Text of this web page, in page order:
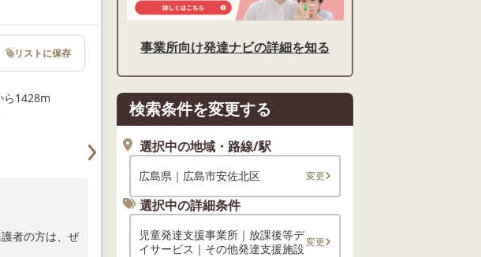
ら1428m
者の方は、ぜ
リストに保存 事業所向け発達ナビの詳細を知る
検索条件を変更する
選択中の地域・路線/駅
広島県｜広島市安佐北区 変更
選択中の詳細条件
児童発達支援事業所｜放課後等デ
イサービス｜その他発達支援施設変更